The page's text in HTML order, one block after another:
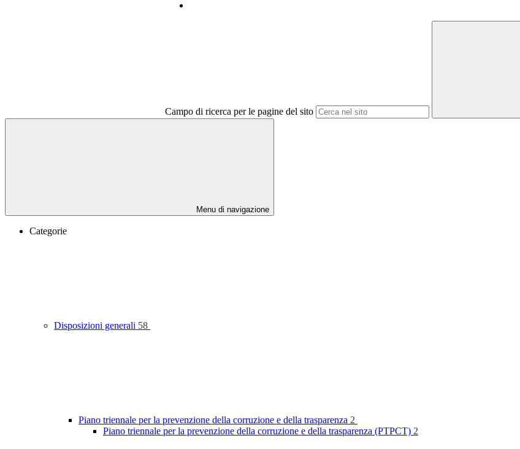
Campo di ricerca per le pagine del sito
Menu di navigazione
Categorie
Disposizioni generali 58
Piano triennale per la prevenzione della corruzione e della trasparenza 2
Piano triennale per la prevenzione della corruzione e della trasparenza (PTPCT) 2